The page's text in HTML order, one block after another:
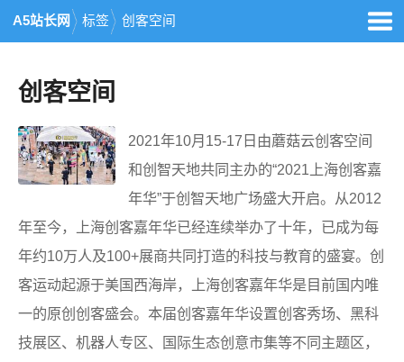
A5站长网 标签 创客空间
创客空间
2021年10月15-17日由蘑菇云创客空间
和创智天地共同主办的“2021上海创客嘉
年华”于创智天地广场盛大开启。从2012
年至今，上海创客嘉年华已经连续举办了十年，已成为每
年约10万人及100+展商共同打造的科技与教育的盛宴。创
客运动起源于美国西海岸，上海创客嘉年华是目前国内唯
一的原创创客盛会。本届创客嘉年华设置创客秀场、黑科
技展区、机器人专区、国际生态创意市集等不同主题区，